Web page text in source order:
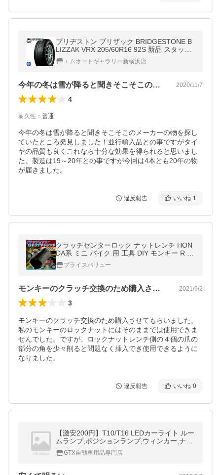
ブリヂストン ブリザック BRIDGESTONE B
LIZZAK VRX 205/60R16 92S 新品 スタッド
レスタイヤ 4本セット■並行輸入品
エムオートギャラリー新横浜店
今年の冬は雪が降ると聞きそこそこのメー… 2020/11/7
4
耐久性 ： 普通
今年の冬は雪が降ると聞きそこそこのメーカーの物を探し
ていたところ発見しました！並行輸入品との事ですがタイ
ヤの品質も良くこれなら十分な効果を得られると思いまし
た。製造は19～20年との事ですが今回は4本とも20年の物
が届きました。
違反報告 いいね 1
クラッチセンターロック ナットレンチ HON
DA系 ミニ バイク 用 工具 DIY モンキー R ゴ
リラ NSR50 NS-1 CRM カブ
プライスバリュー
モンキーのクラッチ交換のため購入させて… 2021/9/2
3
モンキーのクラッチ交換のため購入させてもらいました。
私のモンキーのロックナットにはそのままでは使用できま
せんでした。ですが、ロックナットレンチ側の４個の爪の
部分の角を少々削ると問題なく挿入でき使用できるように
なりました。
違反報告 いいね 0
【激安200円】T10/T16 LEDカーライト ルー
ムランプ,ポジションランプ,ウィンカー,ナン
バー灯,ストップランプ,バックランプ等に多
位置対応『送料無料』
GTX自動車用品専門店